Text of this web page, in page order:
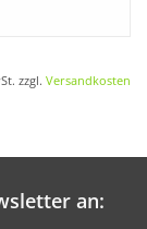
zzgl. Versandkosten
an: